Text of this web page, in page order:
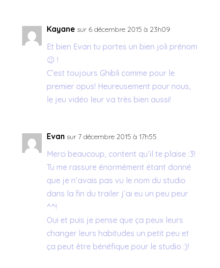
Kayane sur 6 décembre 2015 à 23h09
Et bien Evan tu portes un bien joli prénom
😉 !
C’est toujours Ghibli comme pour le
premier opus! Heureusement pour nous,
le jeu vidéo leur va très bien aussi!
Evan sur 7 décembre 2015 à 17h55
Merci beaucoup, content qu’il te plaise :3!
Tu me rassure énormément étant donné
que je n’avais pas vu le nom du studio
dans la fin du trailer j’ai eu un peu peur
^^!
Oui et puis je pense que ça peux leurs
changer leurs habitudes un petit peu et
ça peut être bénéfique pour le studio :)!